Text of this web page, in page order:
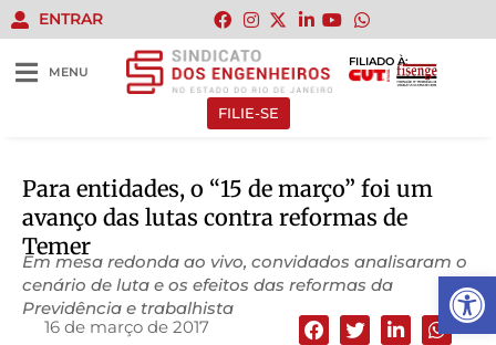
Abrir
ENTRAR
MENU
FILIADO À:
FILIE-SE
Para entidades, o “15 de março” foi um
avanço das lutas contra reformas de
Temer
Em mesa redonda ao vivo, convidados analisaram o
cenário de luta e os efeitos das reformas da
Previdência e trabalhista
16 de março de 2017